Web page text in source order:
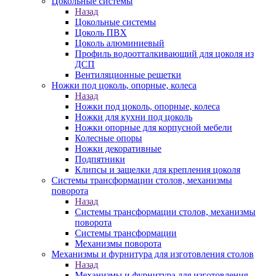
Назад
Цокольные системы
Цоколь ПВХ
Цоколь алюминиевый
Профиль водоотталкивающий для цоколя из
ДСП
Вентиляционные решетки
Ножки под цоколь, опорные, колеса
Назад
Ножки под цоколь, опорные, колеса
Ножки для кухни под цоколь
Ножки опорные для корпусной мебели
Колесные опоры
Ножки декоративные
Подпятники
Клипсы и защелки для крепления цоколя
Системы трансформации столов, механизмы
поворота
Назад
Системы трансформации столов, механизмы
поворота
Системы трансформации
Механизмы поворота
Механизмы и фурнитура для изготовления столов
Назад